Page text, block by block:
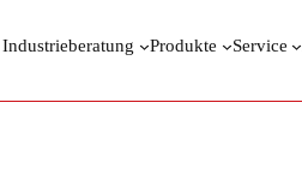
Produkte Service